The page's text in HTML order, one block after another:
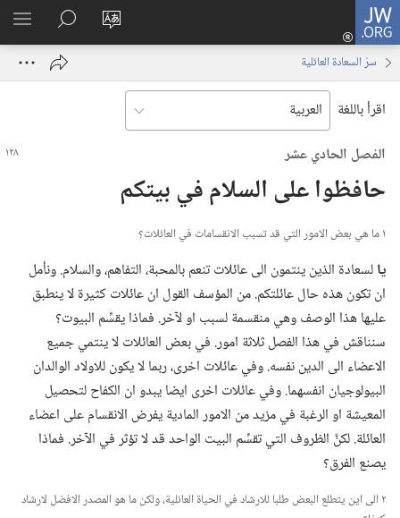
JW.ORG
تغيير
الموقع
تسجيل
الدخول
نافذة
البحث
في
JW.‎ORG
سرّ السعادة العائلية
اقرأ باللغة
الفصل الحادي عشر
حافظوا على السلام في بيتكم
١ ما هي بعض الامور التي قد تسبب الانقسامات في العائلات؟‏
يالسعادة الذين ينتمون الى عائلات تنعم بالمحبة،‏ التفاهم،‏ والسلام.‏ ونأمل
ان تكون هذه حال عائلتكم.‏ من المؤسف القول ان عائلات كثيرة لا ينطبق
عليها هذا الوصف وهي منقسمة لسبب او لآخر.‏ فماذا يقسِّم البيوت؟‏
سنناقش في هذا الفصل ثلاثة امور.‏ في بعض العائلات لا ينتمي جميع
الاعضاء الى الدين نفسه.‏ وفي عائلات اخرى،‏ ربما لا يكون للاولاد الوالدان
البيولوجيان انفسهما.‏ وفي عائلات اخرى ايضا يبدو ان الكفاح لتحصيل
المعيشة او الرغبة في مزيد من الامور المادية يفرض الانقسام على اعضاء
العائلة.‏ لكنَّ الظروف التي تقسِّم البيت الواحد قد لا تؤثر في الآخر.‏ فماذا
يصنع الفرق؟‏
٢ الى اين يتطلع البعض طلبا للارشاد في الحياة العائلية،‏ ولكن ما هو المصدر الافضل لارشاد